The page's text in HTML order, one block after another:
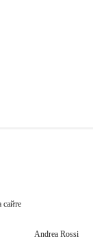
сайте
Andrea Rossi